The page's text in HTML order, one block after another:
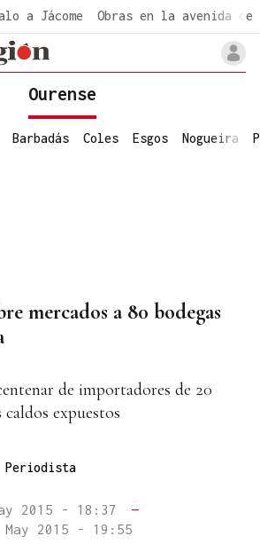
a Jácome Obras en la avenida de
Ourense
Barbadás Coles Esgos Nogueira
mercados a 80 bodegas
de importadores de 20
expuestos
Periodista
2015 - 18:37
—
May 2015 - 19:55